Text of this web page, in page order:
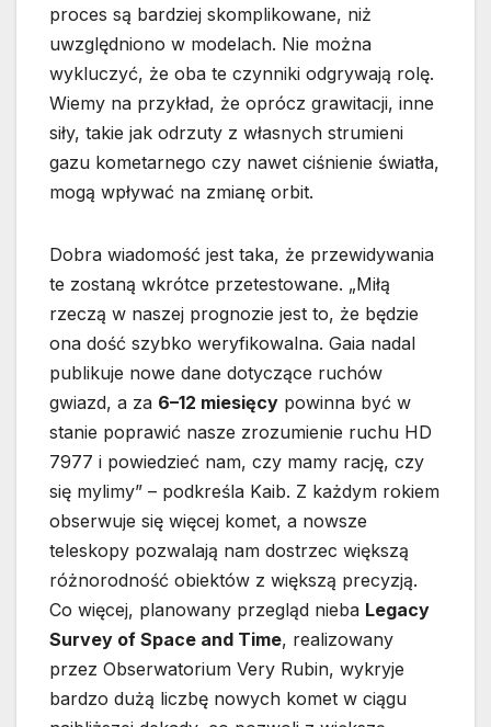
proces są bardziej skomplikowane, niż
uwzględniono w modelach. Nie można
wykluczyć, że oba te czynniki odgrywają rolę.
Wiemy na przykład, że oprócz grawitacji, inne
siły, takie jak odrzuty z własnych strumieni
gazu kometarnego czy nawet ciśnienie światła,
mogą wpływać na zmianę orbit.
Dobra wiadomość jest taka, że przewidywania
te zostaną wkrótce przetestowane. „Miłą
rzeczą w naszej prognozie jest to, że będzie
ona dość szybko weryfikowalna. Gaia nadal
publikuje nowe dane dotyczące ruchów
gwiazd, a za 6–12 miesięcy powinna być w
stanie poprawić nasze zrozumienie ruchu HD
7977 i powiedzieć nam, czy mamy rację, czy
się mylimy” – podkreśla Kaib. Z każdym rokiem
obserwuje się więcej komet, a nowsze
teleskopy pozwalają nam dostrzec większą
różnorodność obiektów z większą precyzją.
Co więcej, planowany przegląd nieba Legacy
Survey of Space and Time, realizowany
przez Obserwatorium Very Rubin, wykryje
bardzo dużą liczbę nowych komet w ciągu